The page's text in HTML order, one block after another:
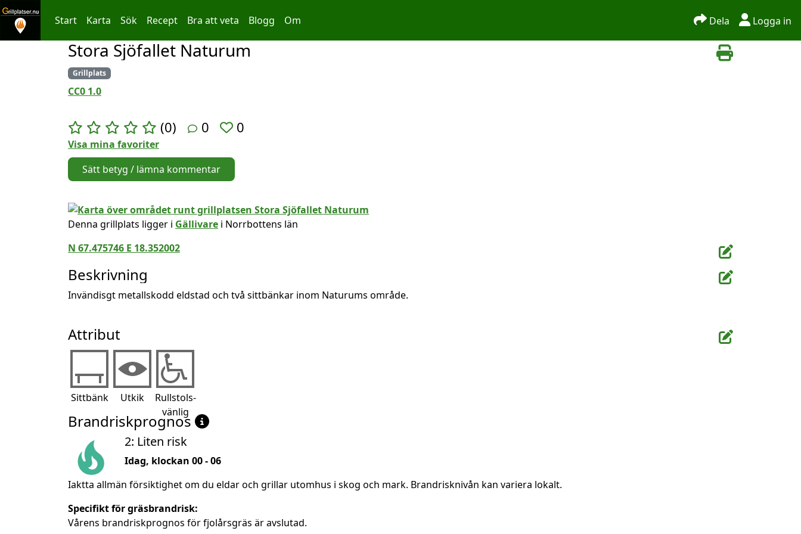
Hoppa till innehållet
Start Karta Sök Recept Bra att veta Blogg Om Dela Logga in
Stora Sjöfallet Naturum
Grillplats
CC0 1.0
(0) 0 0
Visa mina favoriter
Sätt betyg / lämna kommentar
Denna grillplats ligger i Gällivare i Norrbottens län
N 67.475746 E 18.352002
Beskrivning
Invändisgt metallskodd eldstad och två sittbänkar inom Naturums område.
Attribut
Sittbänk Utkik
Rullstols-
vänlig
Brandriskprognos
2: Liten risk
Idag, klockan 00 - 06
Iaktta allmän försiktighet om du eldar och grillar utomhus i skog och mark. Brandrisknivån kan variera lokalt.
Specifikt för gräsbrandrisk:
Vårens brandriskprognos för fjolårsgräs är avslutad.